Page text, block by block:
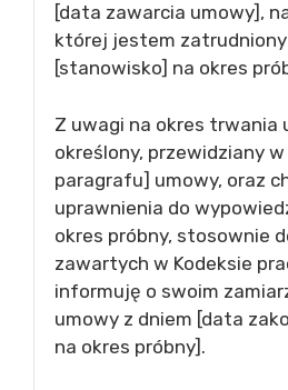
[data zawarcia umowy],
której jestem
[stanowisko] na okres
Z uwagi na okres trwania
określony, przewidziany
paragrafu] umowy, oraz
uprawnienia do
okres próbny, stosownie
zawartych w Kodeksie
informuję o swoim
umowy z dniem [data
na okres próbny].